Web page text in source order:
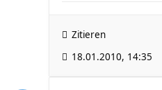
Zitieren
18.01.2010, 14:35